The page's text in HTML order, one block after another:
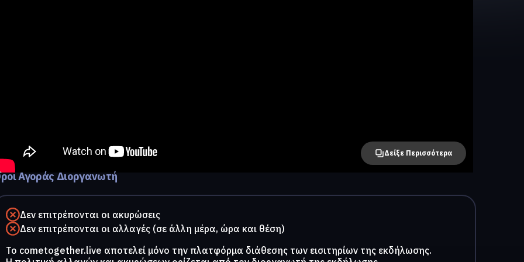
Δείξε Περισσότερα
Αγοράς Διοργανωτή
Δεν επιτρέπονται οι ακυρώσεις
Δεν επιτρέπονται οι αλλαγές (σε άλλη μέρα, ώρα και θέση)
To cometogether.live αποτελεί μόνο την πλατφόρμα διάθεσης των εισιτηρίων της εκδήλωσης.